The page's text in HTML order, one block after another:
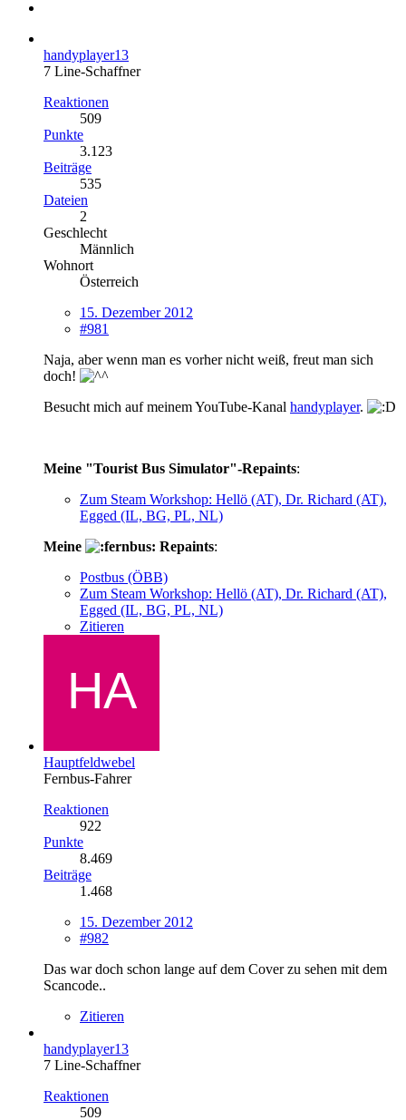
handyplayer13
7 Line-Schaffner
Reaktionen
509
Punkte
3.123
Beiträge
535
Dateien
2
Geschlecht
Männlich
Wohnort
Österreich
15. Dezember 2012
#981
Naja, aber wenn man es vorher nicht weiß, freut man sich
doch!
Besucht mich auf meinem YouTube-Kanal handyplayer.
Meine "Tourist Bus Simulator"-Repaints:
Zum Steam Workshop: Hellö (AT), Dr. Richard (AT),
Egged (IL, BG, PL, NL)
Meine
Repaints:
Postbus (ÖBB)
Zum Steam Workshop: Hellö (AT), Dr. Richard (AT),
Egged (IL, BG, PL, NL)
Zitieren
Hauptfeldwebel
Fernbus-Fahrer
Reaktionen
922
Punkte
8.469
Beiträge
1.468
15. Dezember 2012
#982
Das war doch schon lange auf dem Cover zu sehen mit dem
Scancode..
Zitieren
handyplayer13
7 Line-Schaffner
Reaktionen
509